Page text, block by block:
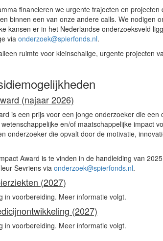
financieren we urgente trajecten en
binnen een van onze andere calls. We nodigen
kansen er in het Nederlandse onderzoeksveld
via onderzoek@spierfonds.nl.
ruimte voor kleinschalige, urgente projecten
(najaar 2026)
is een prijs voor een jonge onderzoeker die
en/of maatschappelijke impact
onderzoeker die opvalt door de motivatie,
Award is te vinden in de handleiding van 2025
Sevriens viaonderzoek@spierfonds.nl.
(2027)
in voorbereiding. Meer informatie volgt.
(2027)
in voorbereiding. Meer informatie volgt.